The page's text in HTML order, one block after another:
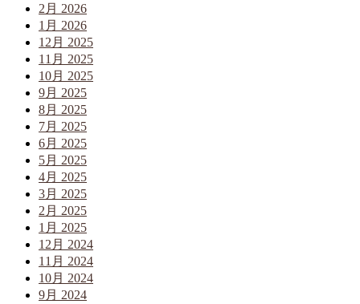
2月 2026
1月 2026
12月 2025
11月 2025
10月 2025
9月 2025
8月 2025
7月 2025
6月 2025
5月 2025
4月 2025
3月 2025
2月 2025
1月 2025
12月 2024
11月 2024
10月 2024
9月 2024